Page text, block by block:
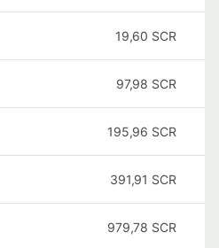
19,60 SCR
97,98 SCR
195,96 SCR
391,91 SCR
979,78 SCR